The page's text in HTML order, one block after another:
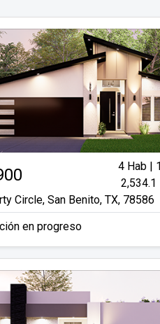
4 Hab |
2,534.1
Circle, San Benito, TX, 78586
en progreso